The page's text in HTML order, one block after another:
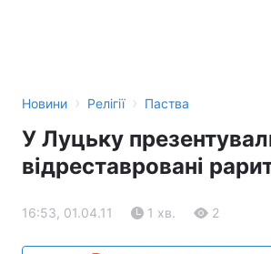
Новини › Релігії › Паства
У Луцьку
відреставровані
16:53, 01.04.11 1 хв. 2